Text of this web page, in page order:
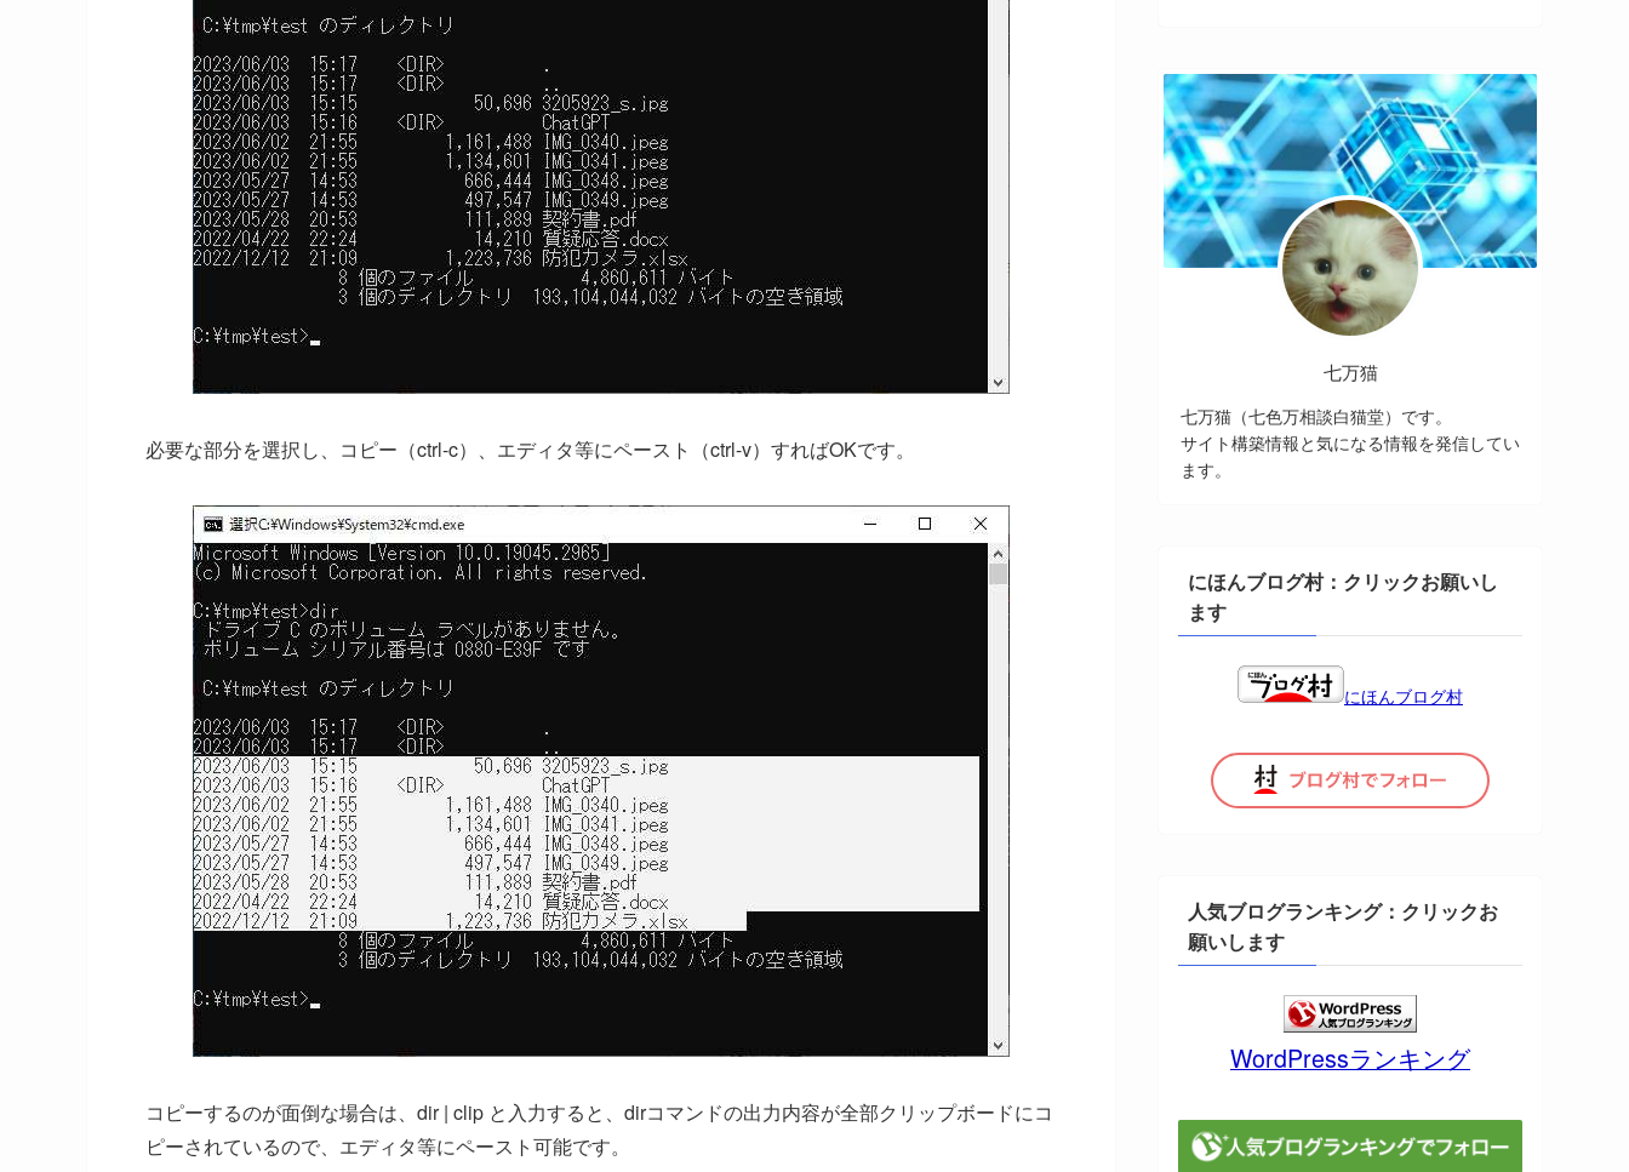
必要な部分を選択し、コピー（ctrl-c）、エディタ等にペースト（ctrl-v）すればOKです。
コピーするのが面倒な場合は、dir | clip と入力すると、dirコマンドの出力内容が全部クリップボードにコ
ピーされているので、エディタ等にペースト可能です。
七万猫
七万猫（七色万相談白猫堂）です。
サイト構築情報と気になる情報を発信してい
ます。
にほんブログ村：クリックお願いし
ます
にほんブログ村
人気ブログランキング：クリックお
願いします
WordPressランキング